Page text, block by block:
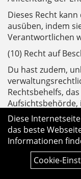
Dieses Recht
ausüben, indem
Verantwortlichen
(10) Recht auf
Du hast zudem,
Rechtsbehelfs,
Deines
Orts des
betroffene Person
verstösst.
Diese
das beste
Informationen
Cookie-